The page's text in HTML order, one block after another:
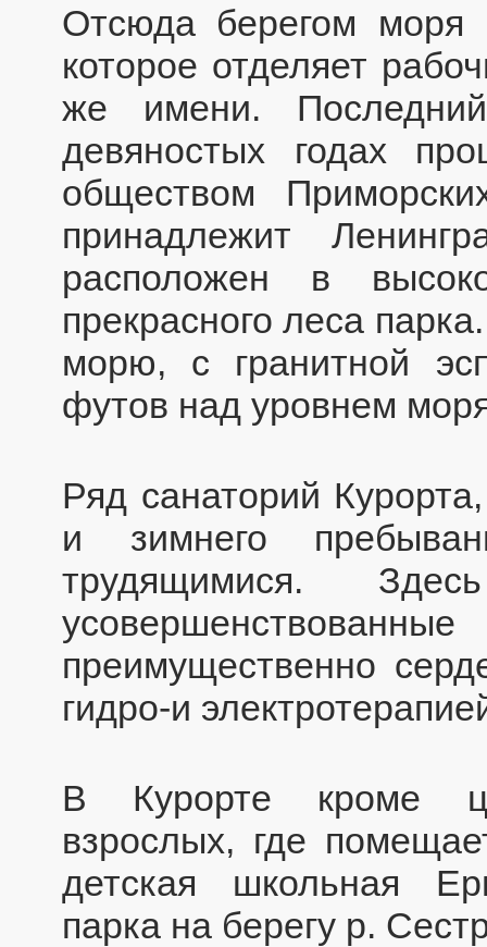
Отсюда берегом моря
которое отделяет
же имени.
девяностых годах
обществом
принадлежит
расположен в
прекрасного леса
морю, с гранитной
футов над уровнем
Ряд санаторий
и зимнего
трудящимися.
преимущественно
гидро-и
В Курорте кроме
взрослых, где
детская школьная
парка на берегу р.